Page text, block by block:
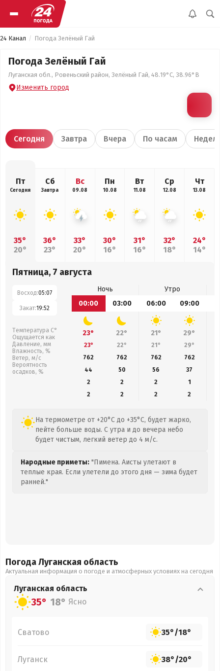
24 Канал Погода Зелёный Гай
Погода Зелёный Гай
Луганская обл., Ровеньский район, Зелёный Гай, 48.19°С, 38.96°В
Изменить город
Сегодня Завтра Вчера По часам
Пт
Сегодня
35°
20°
Сб
Завтра
36°
23°
Вс
09.08
33°
20°
Пн
10.08
30°
16°
Вт
11.08
31°
16°
Ср
12.08
32°
18°
Чт
13.08
24°
14°
Пятница, 7 августа
Восход:05:07
Закат:19:52
Температура С°
Ощущается как
Давление, мм
Влажность, %
Ветер, м/с
Вероятность
осадков, %
Ночь
Утро
00:00
03:00 06:00 09:00
23° 22° 21° 29°
23° 22° 21° 29°
762
762 762 762
44
50 56 37
2
2 2
1
2
2 2 2
На термометре от +20°C до +35°C, будет жарко,
пейте больше воды. С утра и до вечера небо
будет чистым, легкий ветер до 4 м/с.
Народные приметы: "Пимена. Аисты улетают в
теплые края. Если улетели до этого дня — зима будет
ранней."
Погода Луганская область
Актуальная информация о погоде и атмосферных условиях на сегодня
Луганская область
35° 18° Ясно
Сватово 35°/18°
Луганск 38°/20°